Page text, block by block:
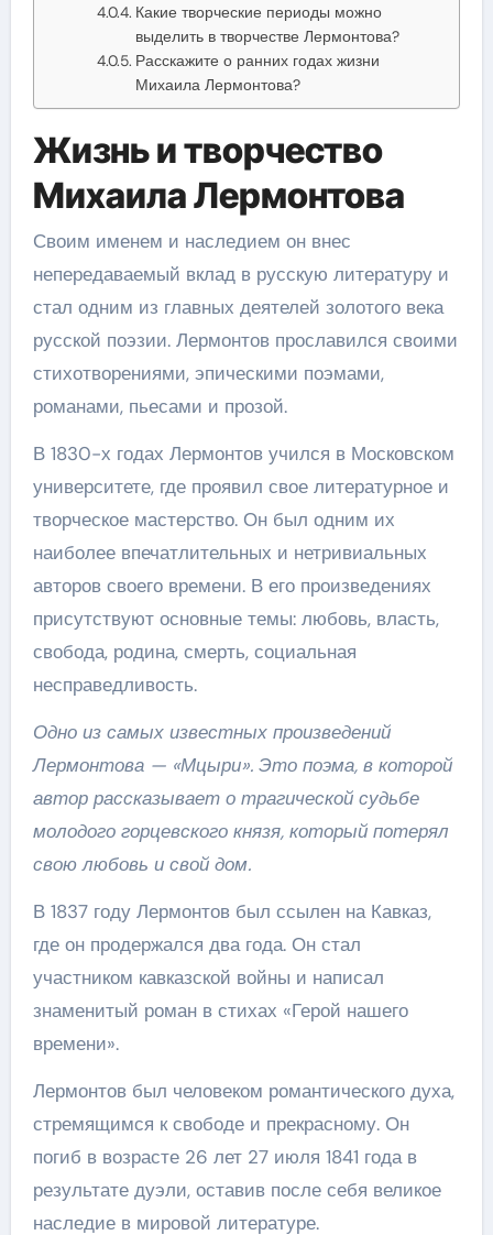
Какие творческие периоды можно
выделить в творчестве Лермонтова?
Расскажите о ранних годах жизни
Михаила Лермонтова?
Жизнь и творчество
Михаила Лермонтова
Своим именем и наследием он внес
непередаваемый вклад в русскую литературу и
стал одним из главных деятелей золотого века
русской поэзии. Лермонтов прославился своими
стихотворениями, эпическими поэмами,
романами, пьесами и прозой.
В 1830-х годах Лермонтов учился в Московском
университете, где проявил свое литературное и
творческое мастерство. Он был одним их
наиболее впечатлительных и нетривиальных
авторов своего времени. В его произведениях
присутствуют основные темы: любовь, власть,
свобода, родина, смерть, социальная
несправедливость.
Одно из самых известных произведений
Лермонтова — «Мцыри». Это поэма, в которой
автор рассказывает о трагической судьбе
молодого горцевского князя, который потерял
свою любовь и свой дом.
В 1837 году Лермонтов был ссылен на Кавказ,
где он продержался два года. Он стал
участником кавказской войны и написал
знаменитый роман в стихах «Герой нашего
времени».
Лермонтов был человеком романтического духа,
стремящимся к свободе и прекрасному. Он
погиб в возрасте 26 лет 27 июля 1841 года в
результате дуэли, оставив после себя великое
наследие в мировой литературе.